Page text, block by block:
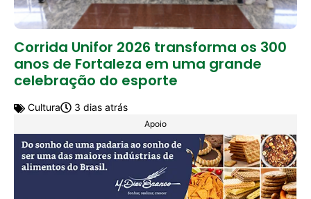
Corrida Unifor 2026 transforma os 300
anos de Fortaleza em uma grande
celebração do esporte
Cultura 3 dias atrás
Apoio